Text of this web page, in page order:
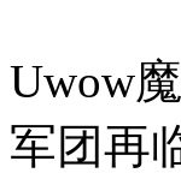
Uwow
军团再